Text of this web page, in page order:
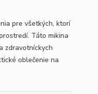
pre všetkých, ktorí
Táto mikina
zdravotníckych
oblečenie na